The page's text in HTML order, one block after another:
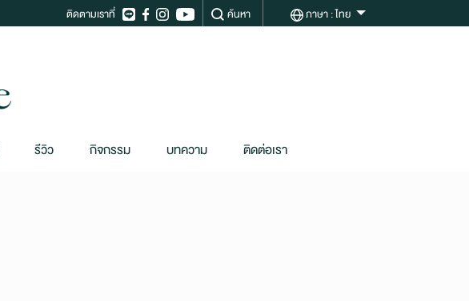
ติดตามเราที่ ค้นหา ภาษา: ไทย
รีวิว กิจกรรม บทความ ติดต่อเรา